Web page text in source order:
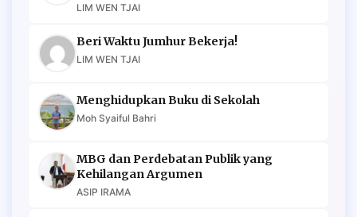
LIM WEN TJAI
Beri Waktu Jumhur Bekerja!
LIM WEN TJAI
Menghidupkan Buku di Sekolah
Moh Syaiful Bahri
MBG dan Perdebatan Publik yang
Kehilangan Argumen
ASIP IRAMA